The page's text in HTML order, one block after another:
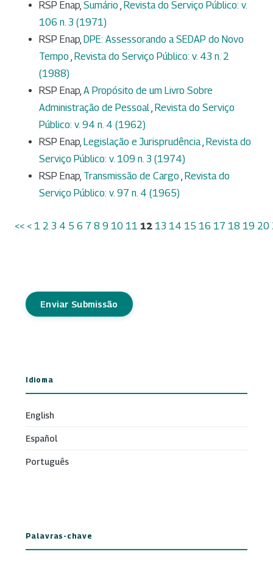
RSP Enap, Sumário , Revista do Serviço Público: v.
106 n. 3 (1971)
RSP Enap, DPE: Assessorando a SEDAP do Novo
Tempo , Revista do Serviço Público: v. 43 n. 2
(1988)
RSP Enap, A Propósito de um Livro Sobre
Administração de Pessoal, Revista do Serviço
Público: v. 94 n. 4 (1962)
RSP Enap, Legislação e Jurisprudência, Revista do
Serviço Público: v. 109 n. 3 (1974)
RSP Enap, Transmissão de Cargo , Revista do
Serviço Público: v. 97 n. 4 (1965)
<< < 1 2 3 4 5 6 7 8 9 10 11 12 13 14 15 16 17 18 19 20
Enviar Submissão
Idioma
English
Español
Português
Palavras-chave